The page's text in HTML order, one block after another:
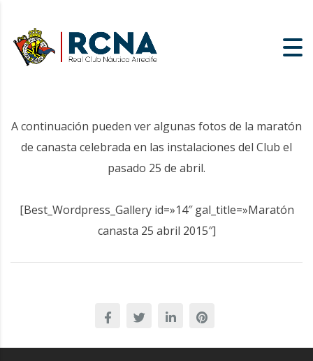
A continuación pueden ver algunas fotos de la maratón
de canasta celebrada en las instalaciones del Club el
pasado 25 de abril.
[Best_Wordpress_Gallery id=»14″ gal_title=»Maratón
canasta 25 abril 2015″]